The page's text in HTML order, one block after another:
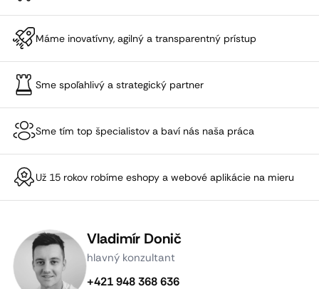
Máme inovatívny, agilný a transparentný prístup
Sme spoľahlivý a strategický partner
Sme tím top špecialistov a baví nás naša práca
Už 15 rokov robíme eshopy a webové aplikácie na mieru
Vladimír Donič
hlavný konzultant
+421 948 368 636